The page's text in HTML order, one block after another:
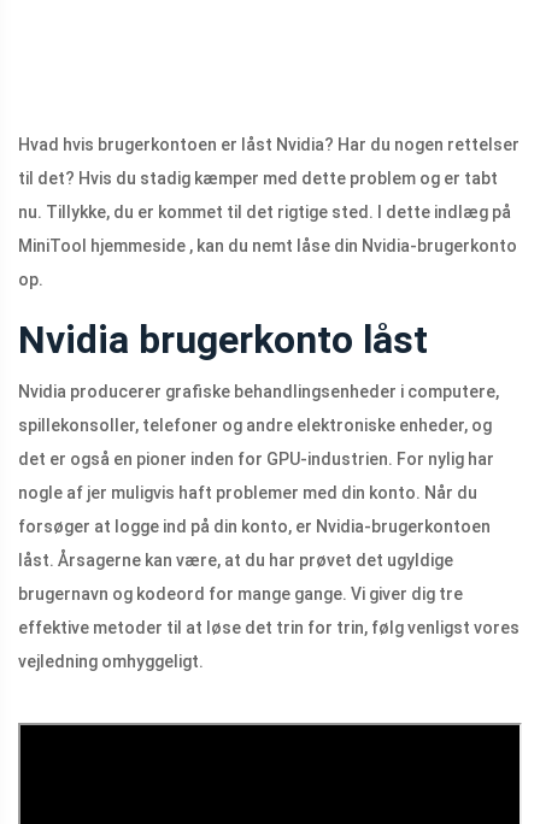
Hvad hvis brugerkontoen er låst Nvidia? Har du nogen rettelser
til det? Hvis du stadig kæmper med dette problem og er tabt
nu. Tillykke, du er kommet til det rigtige sted. I dette indlæg på
MiniTool hjemmeside , kan du nemt låse din Nvidia-brugerkonto
op.
Nvidia brugerkonto låst
Nvidia producerer grafiske behandlingsenheder i computere,
spillekonsoller, telefoner og andre elektroniske enheder, og
det er også en pioner inden for GPU-industrien. For nylig har
nogle af jer muligvis haft problemer med din konto. Når du
forsøger at logge ind på din konto, er Nvidia-brugerkontoen
låst. Årsagerne kan være, at du har prøvet det ugyldige
brugernavn og kodeord for mange gange. Vi giver dig tre
effektive metoder til at løse det trin for trin, følg venligst vores
vejledning omhyggeligt.